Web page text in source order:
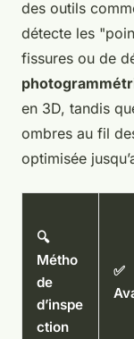
des outils
détecte les
fissures ou de
en 3D, tandis
ombres au fil
optimisée
🔍
Métho
de
d’inspe
ction
✅